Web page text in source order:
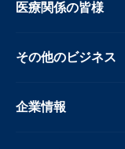
医療関係の皆様
その他のビジネス
企業情報